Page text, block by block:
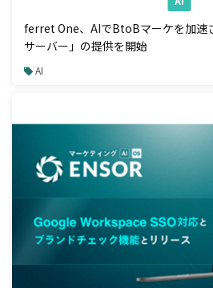
ferret One、AIでBtoBマーケを加速
サーバー」の提供を開始
AI